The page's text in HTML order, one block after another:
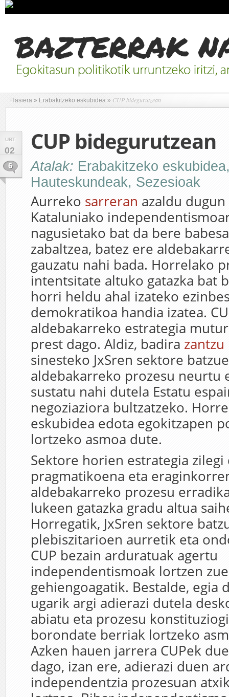
Hasiera » Erabakitzeko eskubidea » CUP bidegurutzean
URT
02
6
CUP bidegurutzean
Atalak: Erabakitzeko eskubidea
Hauteskundeak, Sezesioak
Aurreko sarreran azaldu dugun
Kataluniako
nagusietako bat da bere
zabaltzea, batez ere
gauzatu nahi bada. Horrelako
intentsitate altuko gatazka bat
horri heldu ahal izateko
demokratikoa handia izatea.
aldebakarreko estrategia
prest dago. Aldiz, badira
sinesteko JxSren sektore
aldebakarreko prozesu neurtu
sustatu nahi dutela Estatu
negoziaziora bultzatzeko.
eskubidea edota egokitzapen
lortzeko asmoa dute.
Sektore horien estrategia zilegi
pragmatikoena eta
aldebakarreko prozesu
lukeen gatazka gradu altua
Horregatik, JxSren sektore
plebiszitarioen aurretik eta
CUP bezain arduratuak agertu
independentismoak lortzen
gehiengoagatik. Bestalde, egia
ugarik argi adierazi dutela
abiatu eta prozesu
borondate berriak lortzeko
Azken hauen jarrera CUPek
dago, izan ere, adierazi duen
independentzia prozesuan